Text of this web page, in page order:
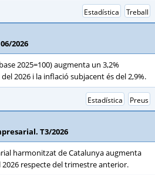
Treball
Estadística
2026
2025=100) augmenta un 3,2%
2026 i la inflació subjacent és del 2,9%.
Preus
Estadística
T3/2026
harmonitzat de Catalunya augmenta
respecte del trimestre anterior.